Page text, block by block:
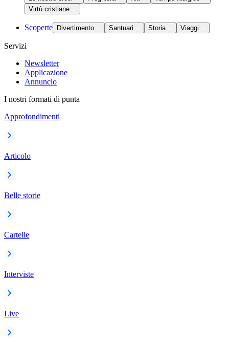
Virtù cristiane
Scoperte Divertimento Santuari Storia Viaggi
Servizi
Newsletter
Applicazione
Annuncio
I nostri formati di punta
Approfondimenti
Articolo
Belle storie
Cartelle
Interviste
Live